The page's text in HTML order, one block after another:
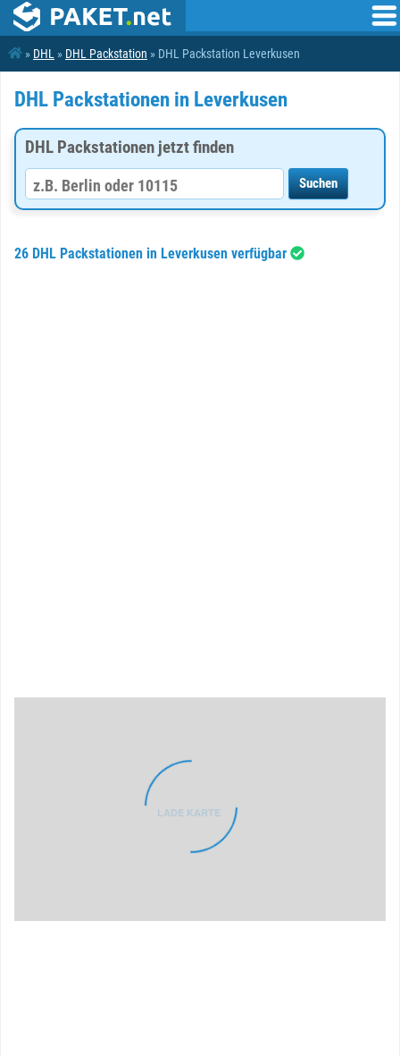
» DHL » DHL Packstation » DHL Packstation Leverkusen
DHL Packstationen in Leverkusen
DHL Packstationen jetzt finden
26 DHL Packstationen in Leverkusen verfügbar